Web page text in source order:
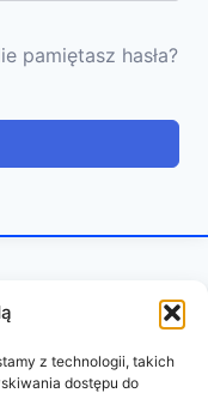
z technologii, takich
dostępu do
pamiętasz hasła?